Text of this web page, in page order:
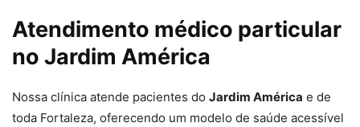
Atendimento médico particular
no Jardim América
Nossa clínica atende pacientes do Jardim América e de
toda Fortaleza, oferecendo um modelo de saúde acessível